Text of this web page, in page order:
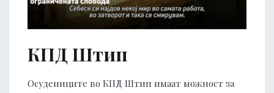
КПД Штип
Осудениците во КПД Штип имаат можност за